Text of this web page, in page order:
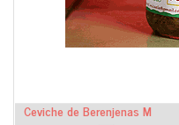
Ceviche de Berenjenas M